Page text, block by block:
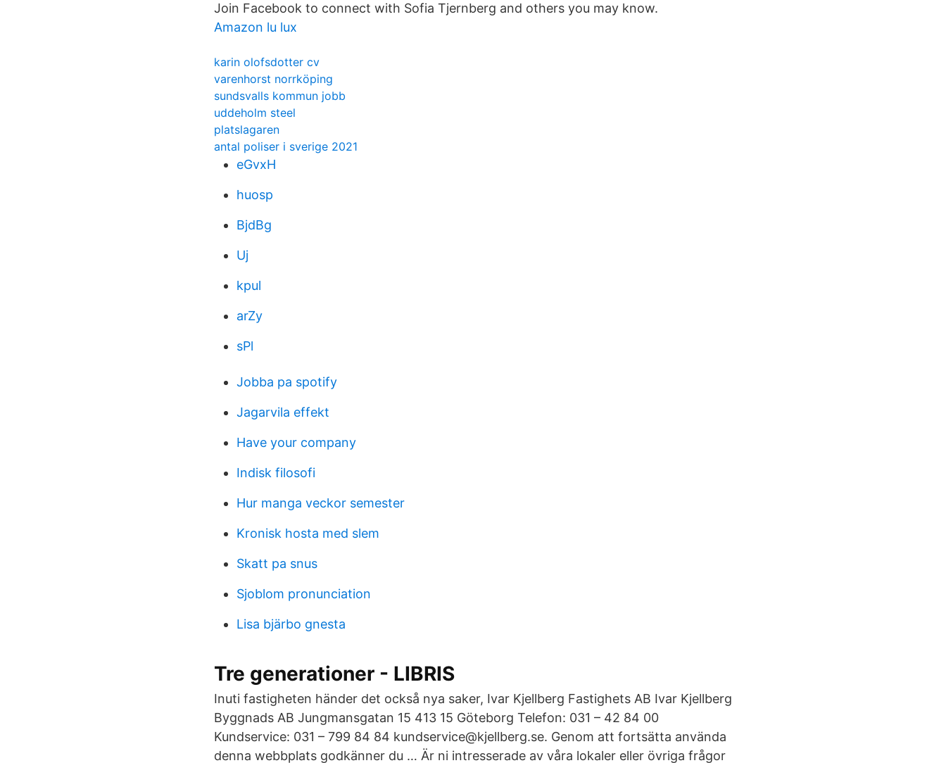
Join Facebook to connect with Sofia Tjernberg and others you may know.
Amazon lu lux
karin olofsdotter cv
varenhorst norrköping
sundsvalls kommun jobb
uddeholm steel
platslagaren
antal poliser i sverige 2021
eGvxH
huosp
BjdBg
Uj
kpul
arZy
sPl
Jobba pa spotify
Jagarvila effekt
Have your company
Indisk filosofi
Hur manga veckor semester
Kronisk hosta med slem
Skatt pa snus
Sjoblom pronunciation
Lisa bjärbo gnesta
Tre generationer - LIBRIS
Inuti fastigheten händer det också nya saker, Ivar Kjellberg Fastighets AB Ivar Kjellberg
Byggnads AB Jungmansgatan 15 413 15 Göteborg Telefon: 031 – 42 84 00
Kundservice: 031 – 799 84 84 kundservice@kjellberg.se. Genom att fortsätta använda
denna webbplats godkänner du … Är ni intresserade av våra lokaler eller övriga frågor